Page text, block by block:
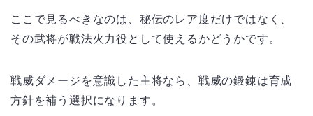
ここで見るべきなのは、秘伝のレア度だけではなく、
その武将が戦法火力役として使えるかどうかです。
戦威ダメージを意識した主将なら、戦威の鍛錬は育成
方針を補う選択になります。